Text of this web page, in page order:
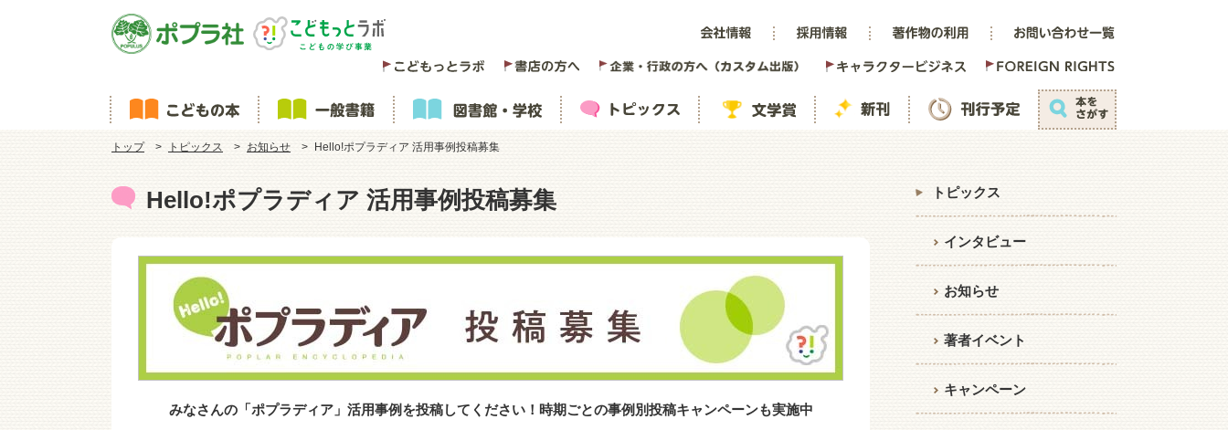
トップ トピックス お知らせ Hello!ポプラディア 活用事例投稿募集
Hello!ポプラディア 活用事例投稿募集
みなさんの「ポプラディア」活用事例を投稿してください！時期ごとの事例別投稿キャンペーンも実施中
トピックス
インタビュー
お知らせ
著者イベント
キャンペーン